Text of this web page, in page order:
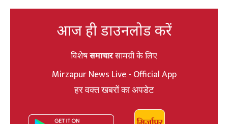
आज ही डाउनलोड करें
विशेषसमाचारसामग्री के लिए
Mirzapur News Live - Official App
हर वक्त खबरों का अपडेट